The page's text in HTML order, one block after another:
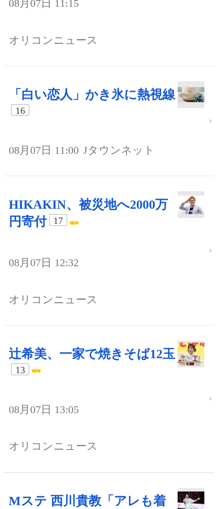
08月07日 11:15
オリコンニュース
「白い恋人」かき氷に熱視線
16
08月07日 11:00 Jタウンネット
HIKAKIN、被災地へ2000万
円寄付
17
08月07日 12:32
オリコンニュース
辻希美、一家で焼きそば12玉
13
08月07日 13:05
オリコンニュース
Mステ 西川貴教「アレも着